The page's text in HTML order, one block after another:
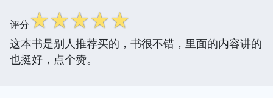
评分☆☆☆☆☆
这本书是别人推荐买的，书很不错，里面的内容讲的
也挺好，点个赞。